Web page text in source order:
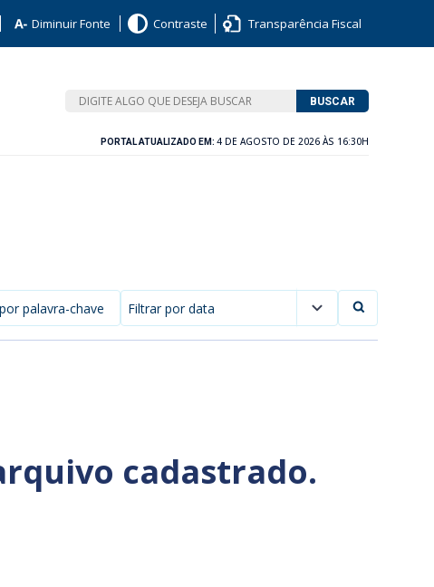
Diminuir Fonte Contraste Transparência Fiscal
BUSCAR
PORTAL ATUALIZADO EM: 4 DE AGOSTO DE 2026 ÀS 16:30H
Filtrar por data
cadastrado.